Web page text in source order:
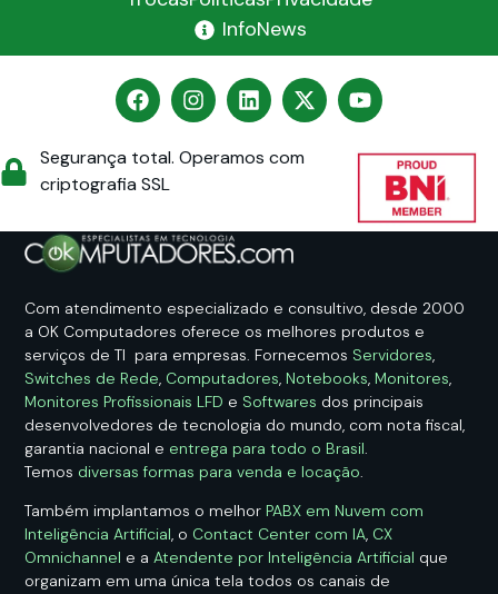
InfoNews
Segurança total. Operamos com
criptografia SSL
Com atendimento especializado e consultivo, desde 2000
a OK Computadores oferece os melhores produtos e
serviços de TI para empresas. Fornecemos Servidores,
Switches de Rede, Computadores, Notebooks, Monitores,
Monitores Profissionais LFD e Softwares dos principais
desenvolvedores de tecnologia do mundo, com nota fiscal,
garantia nacional e entrega para todo o Brasil.
Temos diversas formas para venda e locação.
Também implantamos o melhor PABX em Nuvem com
Inteligência Artificial, o Contact Center com IA, CX
Omnichannel e aAtendente por Inteligência Artificial que
organizam em uma única tela todos os canais de